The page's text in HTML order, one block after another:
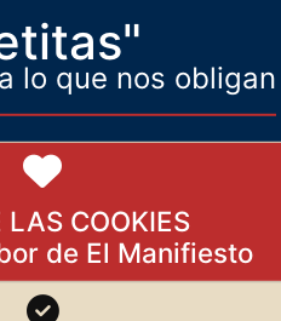
lo que nos obligan
LAS COOKIES
sus palabras
de 2026
Fusaro y la vigencia de
comunitario
de 2025